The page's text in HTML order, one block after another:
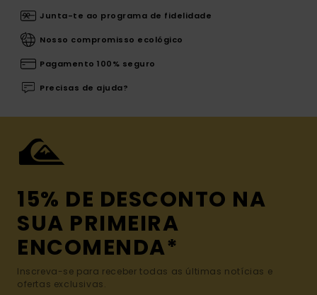
Junta-te ao programa de fidelidade
Nosso compromisso ecológico
Pagamento 100% seguro
Precisas de ajuda?
15% DE DESCONTO NA
SUA PRIMEIRA
ENCOMENDA*
Inscreva-se para receber todas as últimas notícias e
ofertas exclusivas.